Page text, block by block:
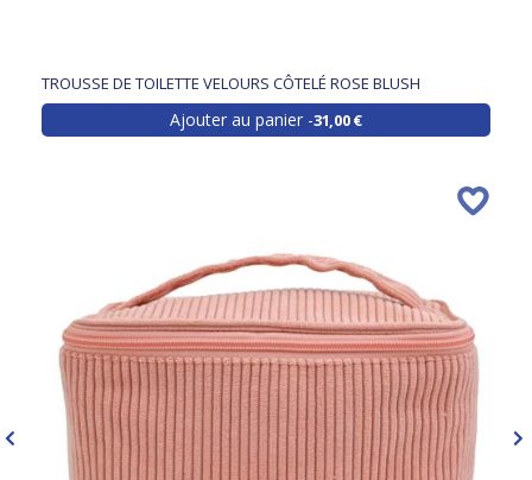
TROUSSE DE TOILETTE VELOURS CÔTELÉ ROSE BLUSH
Ajouter au panier 31,00 €